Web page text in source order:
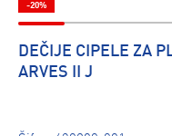
-20%
DEČIJE CIPELE ZA
ARVES II J